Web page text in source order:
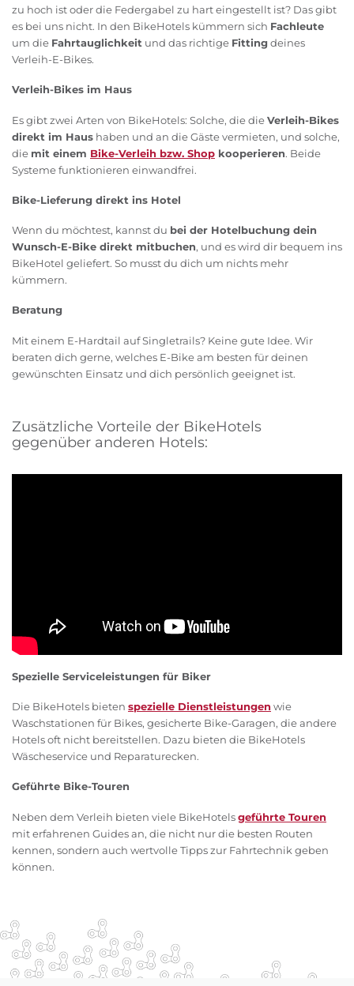
zu hoch ist oder die Federgabel zu hart eingestellt ist? Das gibt
es bei uns nicht. In den BikeHotels kümmern sich Fachleute
um die Fahrtauglichkeit und das richtige Fittingdeines
Verleih-E-Bikes.
Verleih-Bikes im Haus
Es gibt zwei Arten von BikeHotels: Solche, die dieVerleih-Bikes
direkt im Haus haben und an die Gäste vermieten, und solche,
die mit einem Bike-Verleih bzw. Shop kooperieren. Beide
Systeme funktionieren einwandfrei.
Bike-Lieferung direkt ins Hotel
Wenn du möchtest, kannst du bei der Hotelbuchung dein
Wunsch-E-Bike direkt mitbuchen, und es wird dir bequem ins
BikeHotel geliefert. So musst du dich um nichts mehr
kümmern.
Beratung
Mit einem E-Hardtail auf Singletrails? Keine gute Idee. Wir
beraten dich gerne, welches E-Bike am besten für deinen
gewünschten Einsatz und dich persönlich geeignet ist.
Zusätzliche Vorteile der BikeHotels
gegenüber anderen Hotels:
Spezielle Serviceleistungen für Biker
Die BikeHotels bieten spezielle Dienstleistungen wie
Waschstationen für Bikes, gesicherte Bike-Garagen, die andere
Hotels oft nicht bereitstellen. Dazu bieten die BikeHotels
Wäscheservice und Reparaturecken.
Geführte Bike-Touren
Neben dem Verleih bieten viele BikeHotelsgeführte Touren
mit erfahrenen Guides an, die nicht nur die besten Routen
kennen, sondern auch wertvolle Tipps zur Fahrtechnik geben
können.